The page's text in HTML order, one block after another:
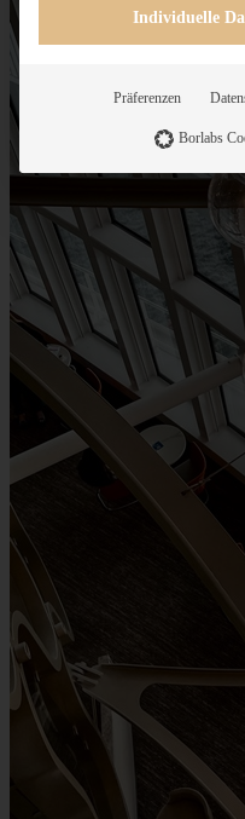
Individuelle
Präferenzen
Borlabs